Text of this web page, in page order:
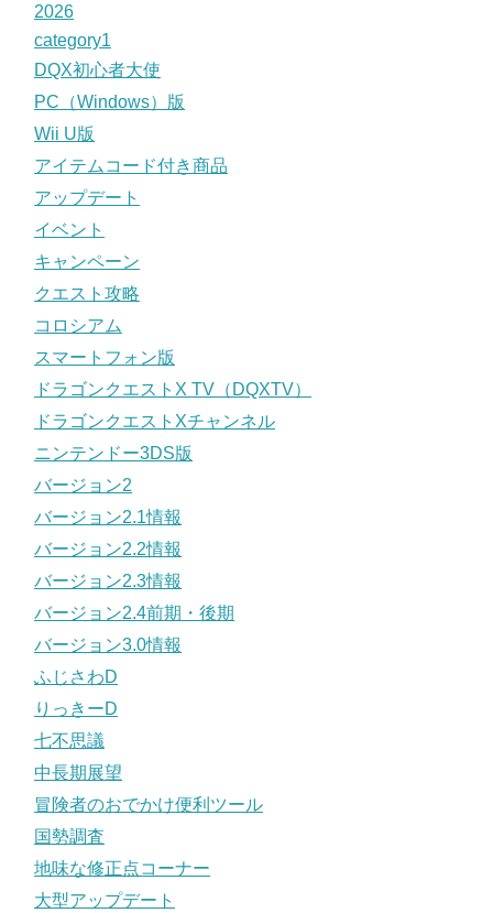
2026
category1
DQX初心者大使
PC（Windows）版
Wii U版
アイテムコード付き商品
アップデート
イベント
キャンペーン
クエスト攻略
コロシアム
スマートフォン版
ドラゴンクエストX TV（DQXTV）
ドラゴンクエストXチャンネル
ニンテンドー3DS版
バージョン2
バージョン2.1情報
バージョン2.2情報
バージョン2.3情報
バージョン2.4前期・後期
バージョン3.0情報
ふじさわD
りっきーD
七不思議
中長期展望
冒険者のおでかけ便利ツール
国勢調査
地味な修正点コーナー
大型アップデート